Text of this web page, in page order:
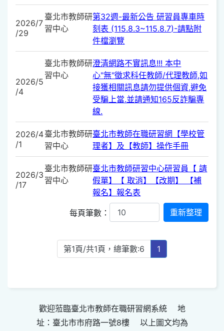
2026/7
/29
臺北市教師研
習中心
第32週-最新公告 研習員專車時
刻表 (115.8.3~115.8.7)-請點附
件檔瀏覽
2026/5
/4
臺北市教師研
習中心
澄清網路不實訊息!!! 本中
心"無"徵求科任教師/代理教師,如
接獲相關訊息請勿提供個資,避免
受騙上當.並請通知165反詐騙專
線.
2026/4
/1
臺北市教師研
習中心
臺北市教師在職研習網【學校管
理者】及【教師】操作手冊
2026/3
/17
臺北市教師研
習中心
臺北市教師研習中心研習員【 請
假單】【 取消】【改期】 【補
報名】報名表
每頁筆數：
第1頁/共1頁，總筆數:6 1
歡迎蒞臨臺北市教師在職研習網系統 地
址：臺北市市府路一號8樓 以上圖文均為